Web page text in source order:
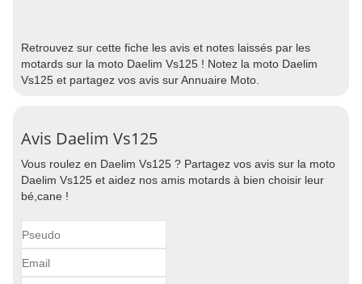
Retrouvez sur cette fiche les avis et notes laissés par les
motards sur la moto Daelim Vs125 ! Notez la moto Daelim
Vs125 et partagez vos avis sur Annuaire Moto.
Avis Daelim Vs125
Vous roulez en Daelim Vs125 ? Partagez vos avis sur la moto
Daelim Vs125 et aidez nos amis motards à bien choisir leur
bé,cane !